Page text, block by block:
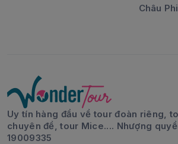
Châu Phi
Uy tín hàng đầu về tour đoàn riêng,
chuyên đề, tour Mice.... Nhượng
19009335